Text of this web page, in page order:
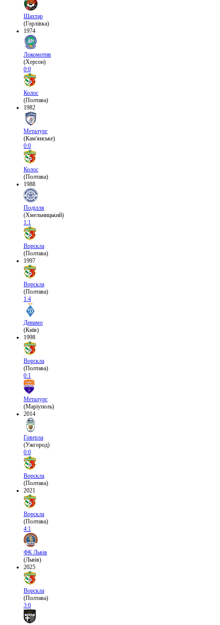
Шахтар
(Горлівка)
1974
Локомотив
(Херсон)
0:0
Колос
(Полтава)
1982
Металург
(Кам'янське)
0:0
Колос
(Полтава)
1988
Поділля
(Хмельницький)
1:1
Ворскла
(Полтава)
1997
Ворскла
(Полтава)
1:4
Динамо
(Київ)
1998
Ворскла
(Полтава)
0:1
Металург
(Маріуполь)
2014
Говерла
(Ужгород)
0:0
Ворскла
(Полтава)
2021
Ворскла
(Полтава)
4:1
ФК Львів
(Львів)
2025
Ворскла
(Полтава)
3:0